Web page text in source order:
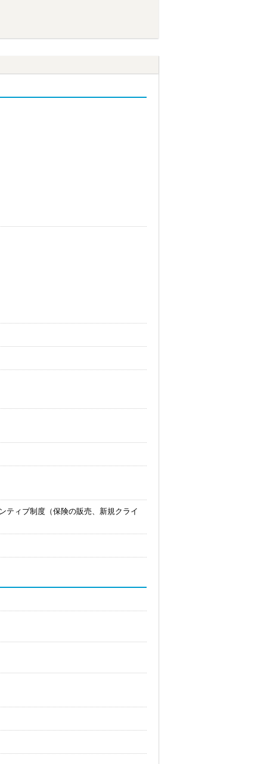
ティブ制度（保険の販売、新規クライ